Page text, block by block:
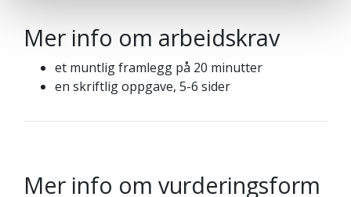
Mer info om arbeidskrav
et muntlig framlegg på 20 minutter
en skriftlig oppgave, 5-6 sider
Mer info om vurderingsform